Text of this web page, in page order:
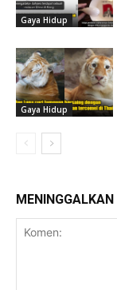
Gaya Hidup
Gaya Hidup